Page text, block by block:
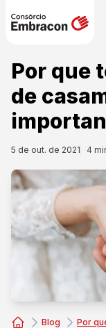
Por que
de
5 de out. de 2021 4
Blog